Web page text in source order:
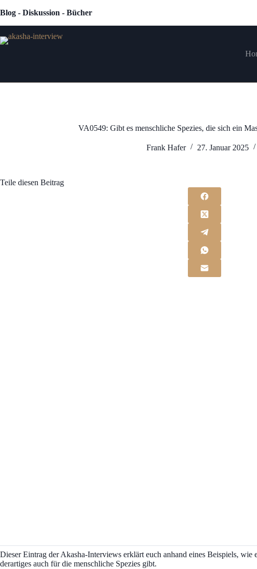
Inhalt
Blog - Diskussion - Bücher
VA0549: Gibt es menschliche Spezies, die sich ein
Frank Hafer 27. Januar 2025
Teile diesen Beitrag
Dieser Eintrag der Akasha-Interviews erklärt euch anhand eines Beispiels, wie
derartiges auch für die menschliche Spezies gibt.